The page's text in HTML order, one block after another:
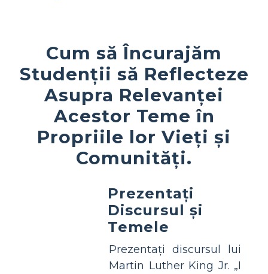
Cum să Încurajăm
Studenții să Reflecteze
Asupra Relevanței
Acestor Teme în
Propriile lor Vieți și
Comunități.
Prezentați
Discursul și
Temele
Prezentați discursul lui
Martin Luther King Jr. „I